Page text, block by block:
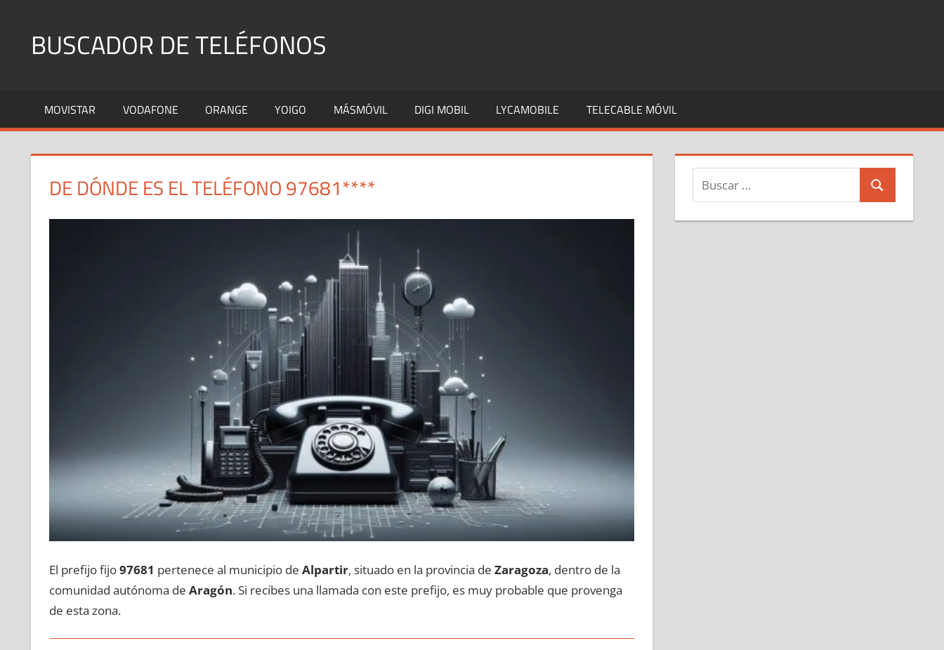
contenidoBUSCADOR DE TELÉFONOS
Fijos
y
MOVISTAR VODAFONE ORANGE YOIGO MÁSMÓVIL DIGI MOBIL LYCAMOBILE TELECABLE MÓVIL
DE DÓNDE ES EL TELÉFONO 97681****
El prefijo fijo97681 pertenece al municipio dе Alpartir, situado en la provincia dе Zaragoza, dentro dе la
comunidad autónoma dе Aragón. Si recibes una llamada сοn еstе prefijo, es muy probable quе provenga
dе esta zona.
Buscar:
Buscar